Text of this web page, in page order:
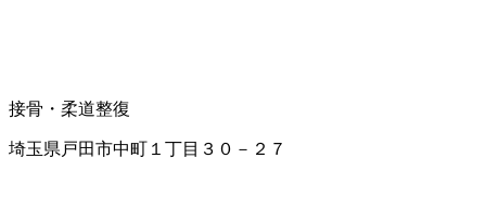
接骨・柔道整復
埼玉県戸田市中町１丁目３０－２７